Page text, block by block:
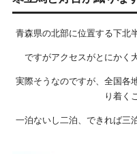
青森県の北部に位置する下北
ですがアクセスがとにかく
実際そうなのですが、全国各
り着く
一泊ないし二泊、できれば三